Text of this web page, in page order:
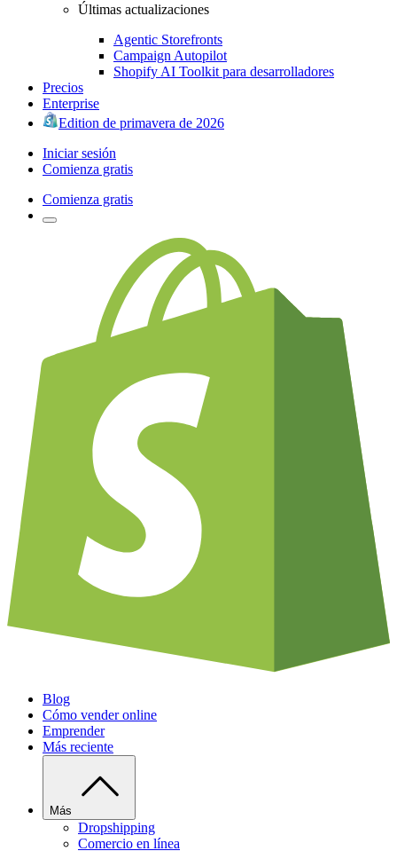
Últimas actualizaciones
Agentic Storefronts
Campaign Autopilot
Shopify AI Toolkit para desarrolladores
Precios
Enterprise
Edition de primavera de 2026
Iniciar sesión
Comienza gratis
Comienza gratis
Blog
Cómo vender online
Emprender
Más reciente
Más
Dropshipping
Comercio en línea